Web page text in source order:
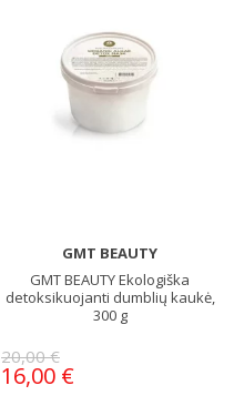
GMT BEAUTY
GMT BEAUTY Ekologiška
detoksikuojanti dumblių kaukė,
300 g
20,00 €
16,00 €